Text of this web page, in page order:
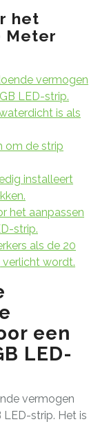
het
Meter
vermogen
LED-strip.
is als
om de strip
installeert
het aanpassen
strip.
als de 20
wordt.
een
LED-
vermogen
strip. Het is